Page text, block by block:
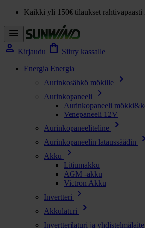
Kaikki yli 150€ tilaukset rahtivapaasti
menu
person Kirjaudu shopping_bag Siirry kassalle
Energia Energia
Aurinkosähkö mökille
chevron_right
Aurinkopaneeli chevron_right
Aurinkopaneeli
Venepaneeli 12V
Aurinkopaneeliteline
chevron_right
Aurinkopaneelin lataussäädin chevron_right
Akku chevron_right
Litiumakku
AGM -akku
Victron Akku
Invertteri
chevron_right
Akkulaturi chevron_right
Invertterilaturi ja yhdistelmälaite